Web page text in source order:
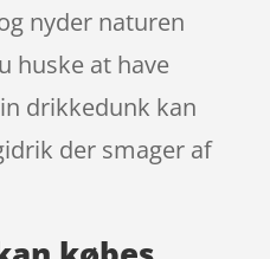
nyder naturen
huske at have
drikkedunk kan
der smager af